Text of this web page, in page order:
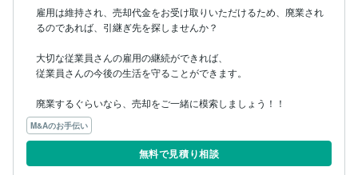
雇用は維持され、売却代金をお受け取りいただけるため、廃業され
るのであれば、引継ぎ先を探しませんか？
大切な従業員さんの雇用の継続ができれば、
従業員さんの今後の生活を守ることができます。
廃業するぐらいなら、売却をご一緒に模索しましょう！！
M&Aのお手伝い
無料で見積り相談